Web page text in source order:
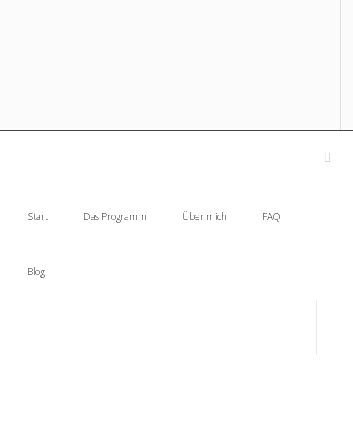
Start Das Programm Über mich FAQ
Blog